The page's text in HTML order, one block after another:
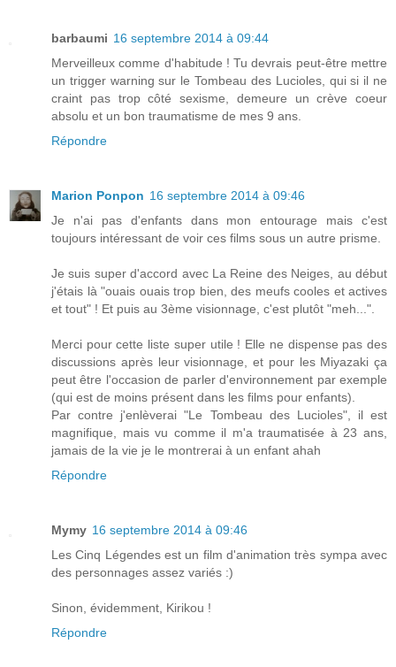
barbaumi 16 septembre 2014 à 09:44
Merveilleux comme d'habitude ! Tu devrais peut-être mettre
un trigger warning sur le Tombeau des Lucioles, qui si il ne
craint pas trop côté sexisme, demeure un crève coeur
absolu et un bon traumatisme de mes 9 ans.
Répondre
Marion Ponpon 16 septembre 2014 à 09:46
Je n'ai pas d'enfants dans mon entourage mais c'est
toujours intéressant de voir ces films sous un autre prisme.
Je suis super d'accord avec La Reine des Neiges, au début
j'étais là "ouais ouais trop bien, des meufs cooles et actives
et tout" ! Et puis au 3ème visionnage, c'est plutôt "meh...".
Merci pour cette liste super utile ! Elle ne dispense pas des
discussions après leur visionnage, et pour les Miyazaki ça
peut être l'occasion de parler d'environnement par exemple
(qui est de moins présent dans les films pour enfants).
Par contre j'enlèverai "Le Tombeau des Lucioles", il est
magnifique, mais vu comme il m'a traumatisée à 23 ans,
jamais de la vie je le montrerai à un enfant ahah
Répondre
Mymy 16 septembre 2014 à 09:46
Les Cinq Légendes est un film d'animation très sympa avec
des personnages assez variés :)
Sinon, évidemment, Kirikou !
Répondre